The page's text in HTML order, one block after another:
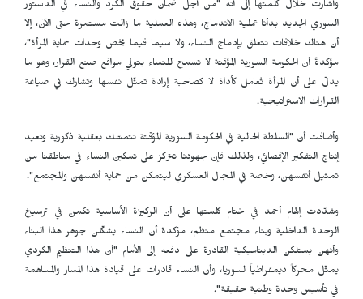
وأشارت خلال كلمتها إلى أنه "من أجل ضمان حقوق الكرد والنساء في الدستور
السوري الجديد بدأنا عملية الاندماج، وهذه العملية ما زالت مستمرة حتى الآن، إلا
أن هناك خلافات تتعلق بإدماج النساء، ولا سيما فيما يخص وحدات حماية المرأة"،
مؤكدةً أن الحكومة السورية المؤقتة لا تسمح للنساء بتولي مواقع صنع القرار، وهو ما
يدلّ على أن المرأة تُعامل كأداة لا كصاحبة إرادة تمثّل نفسها وتشارك في صياغة
القرارات الاستراتيجية.
وأضافت أن "السلطة الحالية في الحكومة السورية المؤقتة تتمسّك بعقلية ذكورية وتعيد
إنتاج التفكير الإقصائي، ولذلك فإن جهودنا تتركز على تمكين النساء في مناطقنا من
تمثيل أنفسهن، وخاصة في المجال العسكري ليتمكن من حماية أنفسهن والمجتمع".
وشدّدت إلهام أحمد في ختام كلمتها على أن الركيزة الأساسية تكمن في ترسيخ
الوحدة الداخلية وبناء مجتمع منظم، مؤكدة أن النساء يشكّلن جوهر هذا البناء
وأنهن يمتلكن الديناميكية القادرة على دفعه إلى الأمام "أن هذا التنظيم الكردي
يمثّل محركاً ديمقراطياً لسوريا، وأن النساء قادرات على قيادة هذا المسار والمساهمة
في تأسيس وحدة وطنية حقيقة".